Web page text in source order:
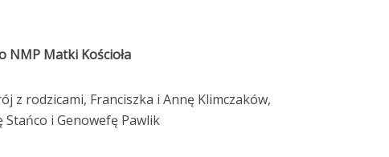
NMP Matki Kościoła
z rodzicami, Franciszka i Annę Klimczaków,
Stańco i Genowefę Pawlik